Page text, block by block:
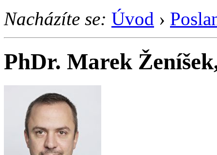
Nacházíte se: Úvod ›
PhDr. Marek